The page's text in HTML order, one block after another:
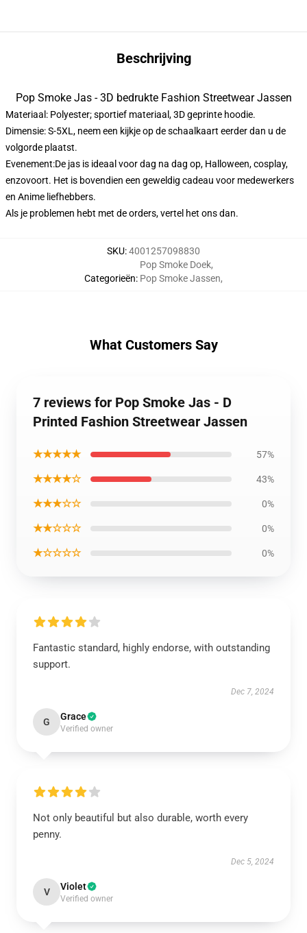
Beschrijving
Pop Smoke Jas - 3D bedrukte Fashion Streetwear Jassen
Materiaal: Polyester; sportief materiaal, 3D geprinte hoodie.
Dimensie: S-5XL, neem een kijkje op de schaalkaart eerder dan u de
volgorde plaatst.
Evenement:De jas is ideaal voor dag na dag op, Halloween, cosplay,
enzovoort. Het is bovendien een geweldig cadeau voor medewerkers
en Anime liefhebbers.
Als je problemen hebt met de orders, vertel het ons dan.
SKU:4001257098830
Categorieën:
Pop Smoke Doek,
Pop Smoke Jassen,
What Customers Say
7 reviews for Pop Smoke Jas - D
Printed Fashion Streetwear Jassen
★★★★★ 57%
★★★★☆ 43%
★★★☆☆ 0%
★★☆☆☆ 0%
★☆☆☆☆ 0%
Fantastic standard, highly endorse, with outstanding
support.
Dec 7, 2024
G Grace
Verified owner
Not only beautiful but also durable, worth every
penny.
Dec 5, 2024
V Violet
Verified owner